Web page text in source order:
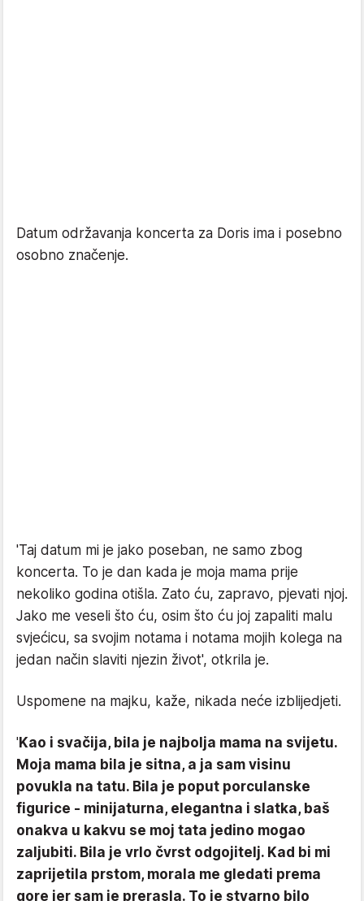
Datum održavanja koncerta za Doris ima i posebno
osobno značenje.
'Taj datum mi je jako poseban, ne samo zbog
koncerta. To je dan kada je moja mama prije
nekoliko godina otišla. Zato ću, zapravo, pjevati njoj.
Jako me veseli što ću, osim što ću joj zapaliti malu
svjećicu, sa svojim notama i notama mojih kolega na
jedan način slaviti njezin život', otkrila je.
Uspomene na majku, kaže, nikada neće izblijedjeti.
'Kao i svačija, bila je najbolja mama na svijetu.
Moja mama bila je sitna, a ja sam visinu
povukla na tatu. Bila je poput porculanske
figurice - minijaturna, elegantna i slatka, baš
onakva u kakvu se moj tata jedino mogao
zaljubiti. Bila je vrlo čvrst odgojitelj. Kad bi mi
zaprijetila prstom, morala me gledati prema
gore jer sam je prerasla. To je stvarno bilo